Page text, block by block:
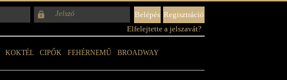
Elfelejtette a jelszavát?
KOKTÉL CIPŐK FEHÉRNEMŰ BROADWAY